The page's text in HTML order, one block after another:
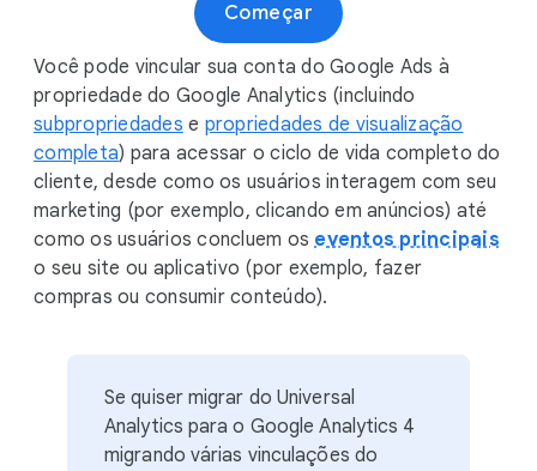
Começar
Você pode vincular sua conta do Google Ads à
propriedade do Google Analytics (incluindo
subpropriedades e propriedades de visualização
completa) para acessar o ciclo de vida completo do
cliente, desde como os usuários interagem com seu
marketing (por exemplo, clicando em anúncios) até
como os usuários concluem oseventos principais
o seu site ou aplicativo (por exemplo, fazer
compras ou consumir conteúdo).
Se quiser migrar do Universal
Analytics para o Google Analytics 4
migrando várias vinculações do